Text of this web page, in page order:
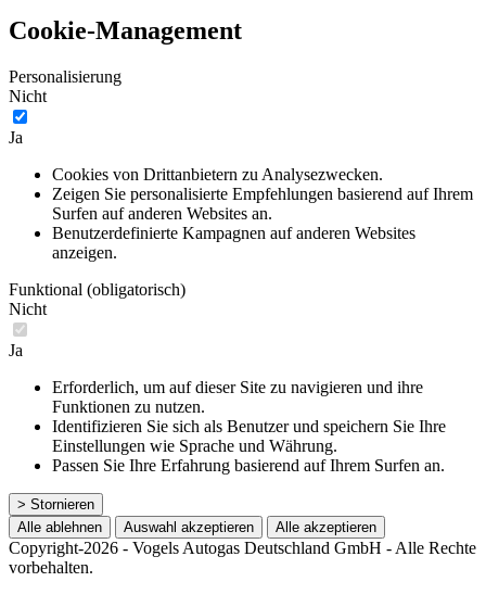
Cookie-Management
Personalisierung
Nicht
Ja
Cookies von Drittanbietern zu Analysezwecken.
Zeigen Sie personalisierte Empfehlungen basierend auf Ihrem
Surfen auf anderen Websites an.
Benutzerdefinierte Kampagnen auf anderen Websites
anzeigen.
Funktional (obligatorisch)
Nicht
Ja
Erforderlich, um auf dieser Site zu navigieren und ihre
Funktionen zu nutzen.
Identifizieren Sie sich als Benutzer und speichern Sie Ihre
Einstellungen wie Sprache und Währung.
Passen Sie Ihre Erfahrung basierend auf Ihrem Surfen an.
> Stornieren
Alle ablehnen
Auswahl akzeptieren Alle akzeptieren
Copyright-2026 - Vogels Autogas Deutschland GmbH - Alle Rechte
vorbehalten.